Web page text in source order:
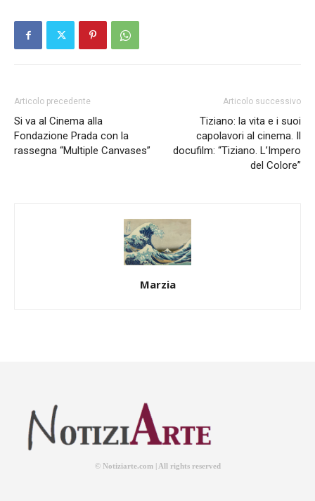
Articolo precedente
Si va al Cinema alla
Fondazione Prada con la
rassegna “Multiple Canvases”
Articolo successivo
Tiziano: la vita e i suoi
capolavori al cinema. Il
docufilm: “Tiziano. L’Impero
del Colore”
Marzia
© Notiziarte.com | All rights reserved